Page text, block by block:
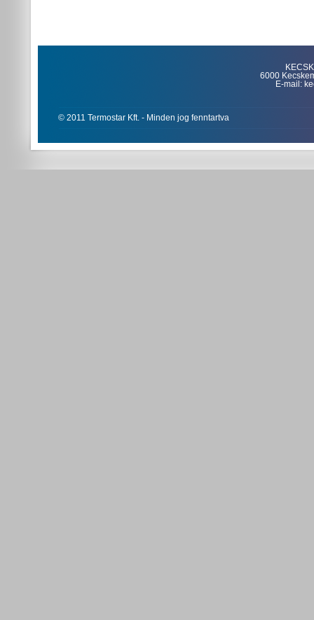
6000
E-mail:
© 2011 Termostar Kft. - Minden jog fenntartva